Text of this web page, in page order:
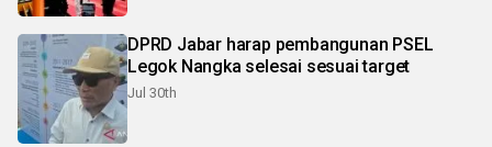
DPRD Jabar harap pembangunan PSEL
Legok Nangka selesai sesuai target
Jul 30th